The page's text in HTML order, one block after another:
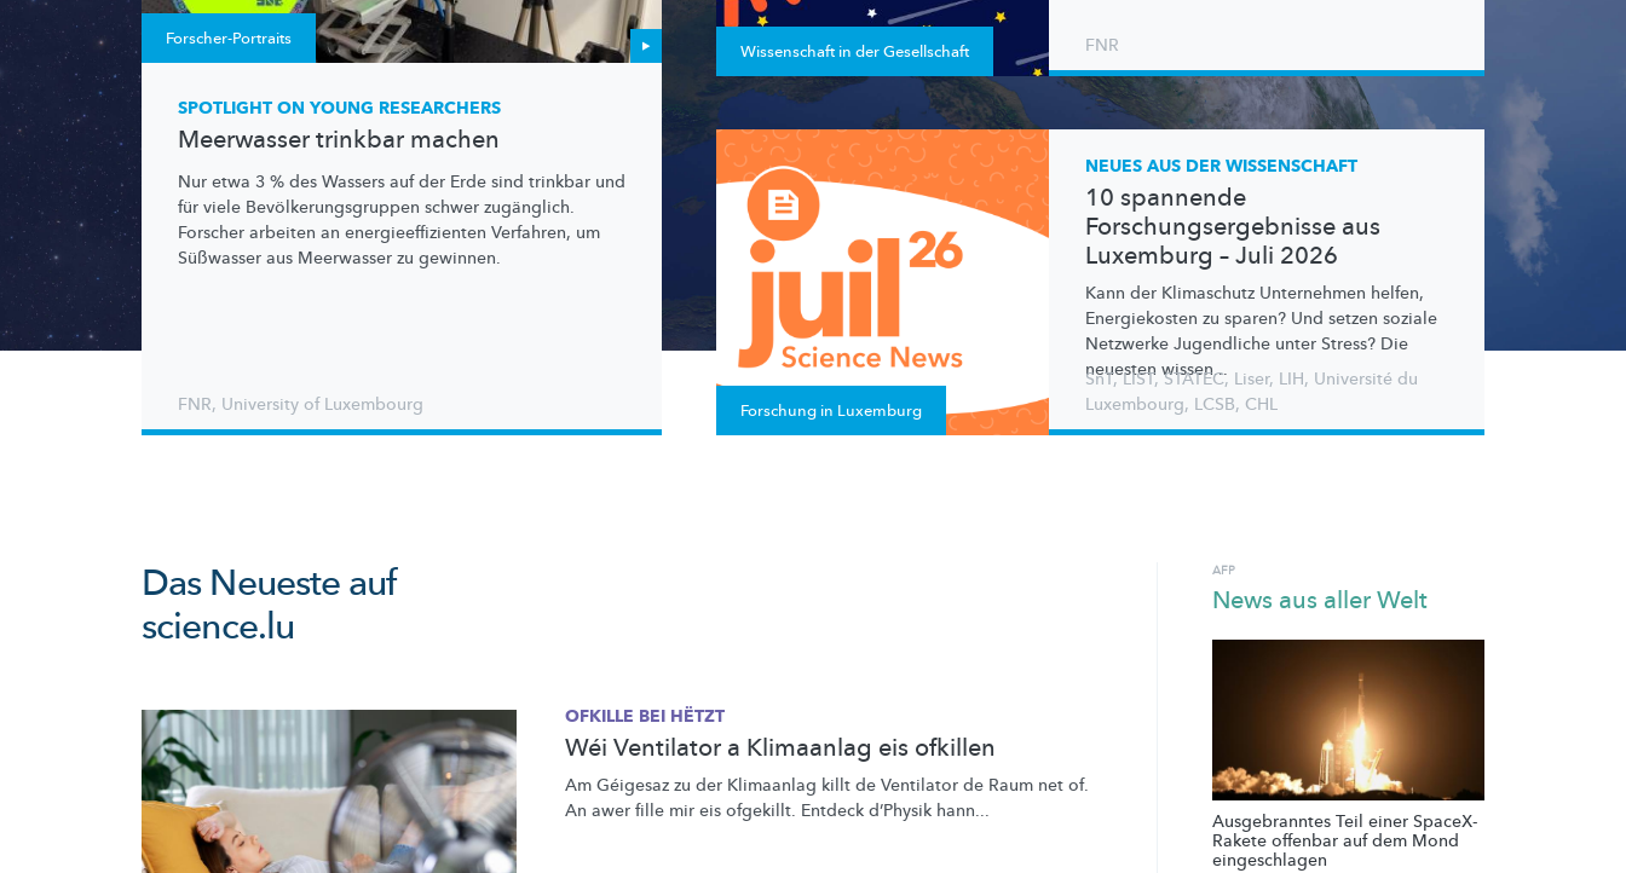
Forscher-Portraits
SPOTLIGHT ON YOUNG RESEARCHERS
Meerwasser trinkbar machen
Nur etwa 3 % des Wassers auf der Erde sind trinkbar und
für viele Bevölkerungsgruppen schwer zugänglich.
Forscher arbeiten an energieeffizienten Verfahren, um
Süßwasser aus Meerwasser zu gewinnen.
FNR, University of Luxembourg
Wissenschaft in der Gesellschaft FNR
Forschung in Luxemburg
NEUES AUS DER WISSENSCHAFT
10 spannende
Forschungsergebnisse aus
Luxemburg – Juli 2026
Kann der Klimaschutz Unternehmen helfen,
Energiekosten zu sparen? Und setzen soziale
Netzwerke Jugendliche unter Stress? Die
neuesten wissen...
SnT,LIST,STATEC, Liser, LIH, Université du
Luxembourg, LCSB, CHL
Das Neueste auf
science.lu
OFKILLE BEI HËTZT
Wéi Ventilator a Klimaanlag eis ofkillen
Am Géigesaz zu der Klimaanlag killt de Ventilator de Raum net of.
An awer fille mir eis ofgekillt. Entdeck d’Physik hann...
AFP
News aus aller Welt
Ausgebranntes Teil einer SpaceX-
Rakete offenbar auf dem Mond
eingeschlagen